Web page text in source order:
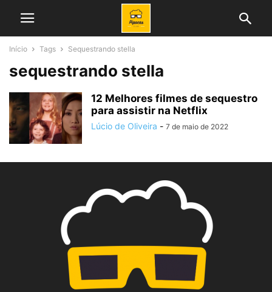
Início Tags Sequestrando stella
sequestrando stella
12 Melhores filmes de sequestro
para assistir na Netflix
Lúcio de Oliveira - 7 de maio de 2022